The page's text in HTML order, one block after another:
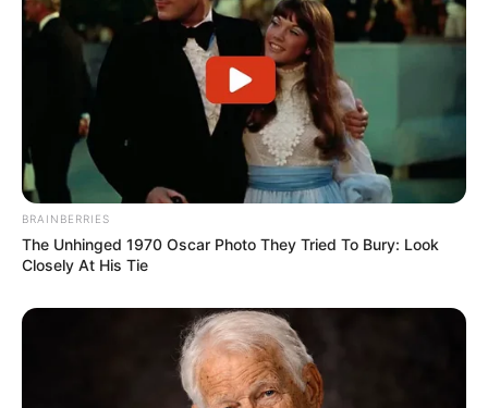
(foto: instagram/kimjaehwanhk)
Banyak ajang yang pernah dilewati oleh Kim Jaehwan. Hal ini
membuat bakat menyanyinya semakin terasah. Tak ayal, jika
penyanyi solo ini digandrungi oleh penggemarnya, khususnya
kaum hawa.
TAGS KIM JAEHWAN PENYANYI SELEBRITI KOREA
BRAINBERRIES
The Unhinged 1970 Oscar Photo They Tried To Bury: Look
Closely At His Tie